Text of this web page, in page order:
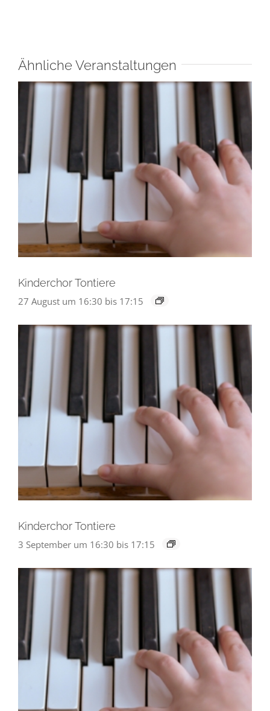
Ähnliche Veranstaltungen
Kinderchor Tontiere
27 August um 16:30 bis 17:15
Kinderchor Tontiere
3 September um 16:30 bis 17:15